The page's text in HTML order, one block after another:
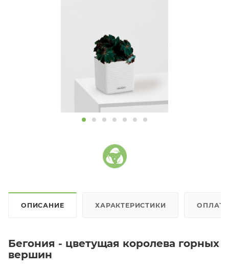
ОПИСАНИЕ ХАРАКТЕРИСТИКИ
Бегония - цветущая королева горных
вершин